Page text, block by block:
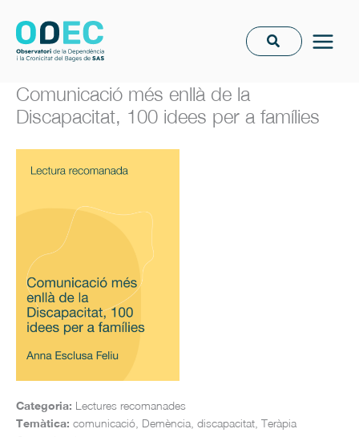
contingut
Comunicació més enllà de la
Discapacitat, 100 idees per a famílies
Categoria: Lectures recomanades
Temàtica: comunicació, Demència, discapacitat, Teràpia